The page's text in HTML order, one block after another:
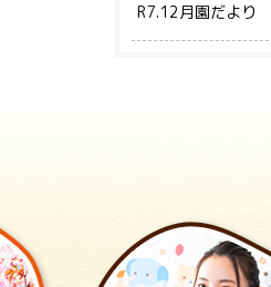
R7.12月園だより